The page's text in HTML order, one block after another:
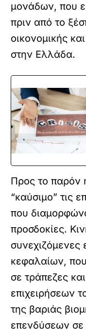
μονάδων, που
πριν από το
οικονομικής
στην Ελλάδα.
Προς το παρόν
“καύσιμο” τις
που
προσδοκίες.
συνεχιζόμενες
κεφαλαίων,
σε τράπεζες
επιχειρήσεων
της βαριάς
επενδύσεων